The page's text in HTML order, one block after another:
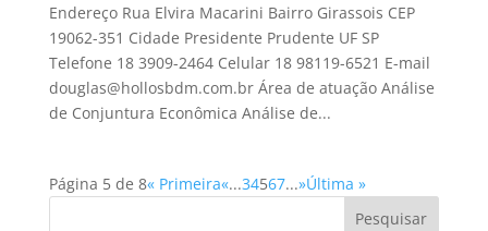
Endereço Rua Elvira Macarini Bairro Girassois CEP
19062-351 Cidade Presidente Prudente UF SP
Telefone 18 3909-2464 Celular 18 98119-6521 E-mail
douglas@hollosbdm.com.br Área de atuação Análise
de Conjuntura Econômica Análise de...
Página 5 de 8« Primeira«...34567...»Última »
Pesquisar